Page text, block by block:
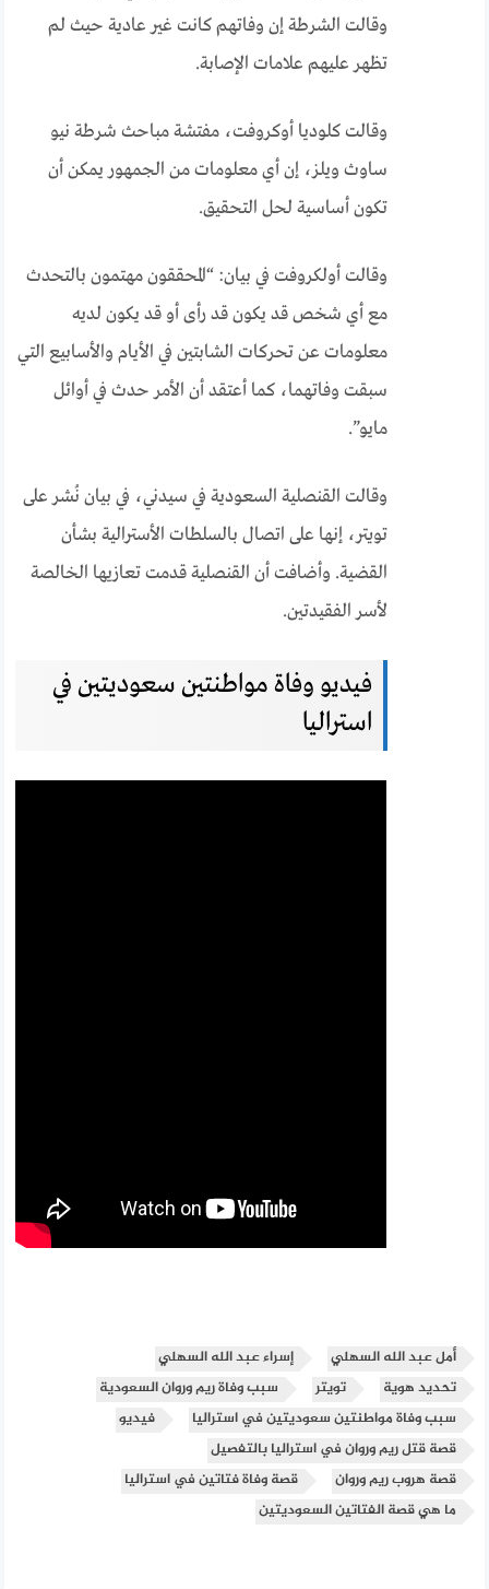
وقالت الشرطة إن وفاتهم كانت غير عادية حيث لم
تظهر عليهم علامات الإصابة.
وقالت كلوديا أوكروفت، مفتشة مباحث شرطة نيو
ساوث ويلز، إن أي معلومات من الجمهور يمكن أن
تكون أساسية لحل التحقيق.
وقالت أولكروفت في بيان: “المحققون مهتمون بالتحدث
مع أي شخص قد يكون قد رأى أو قد يكون لديه
معلومات عن تحركات الشابتين في الأيام والأسابيع التي
سبقت وفاتهما، كما أعتقد أن الأمر حدث في أوائل
مايو”.
وقالت القنصلية السعودية في سيدني، في بيان نُشر على
تويتر، إنها على اتصال بالسلطات الأسترالية بشأن
القضية. وأضافت أن القنصلية قدمت تعازيها الخالصة
لأسر الفقيدتين.
فيديو وفاة مواطنتين سعوديتين في
استراليا
أمل عبد الله السهلي
إسراء عبد الله السهلي
تحديد هوية
تويتر
سبب وفاة ريم وروان السعودية
سبب وفاة مواطنتين سعوديتين في استراليا
فيديو
قصة قتل ريم وروان في استراليا بالتفصيل
قصة هروب ريم وروان
قصة وفاة فتاتين في استراليا
ما هي قصة الفتاتين السعوديتين